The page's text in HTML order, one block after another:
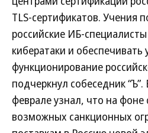
TLS-сертификатов. Учения
российские ИБ-
кибератаки и обеспечивать
функционирование
подчеркнул собеседник “Ъ”.
феврале узнал, что на
возможных санкционных